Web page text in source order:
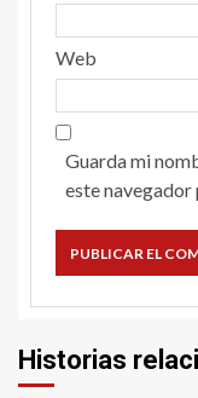
Web
Guarda mi
este navegador
Historias